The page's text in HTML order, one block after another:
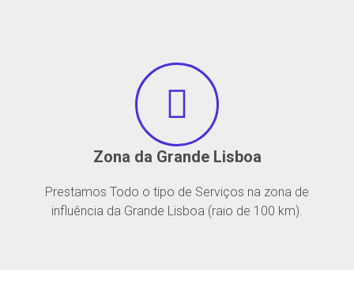
Zona da Grande Lisboa
Prestamos Todo o tipo de Serviços na zona de
influência da Grande Lisboa (raio de 100 km).